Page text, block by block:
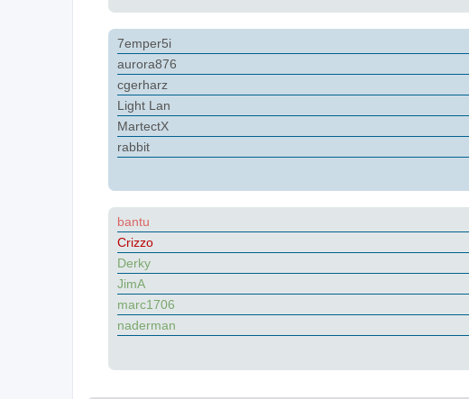
7emper5i
aurora876
cgerharz
Light Lan
MartectX
rabbit
bantu
Crizzo
Derky
JimA
marc1706
naderman